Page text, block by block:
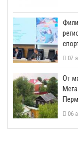
07
От
06